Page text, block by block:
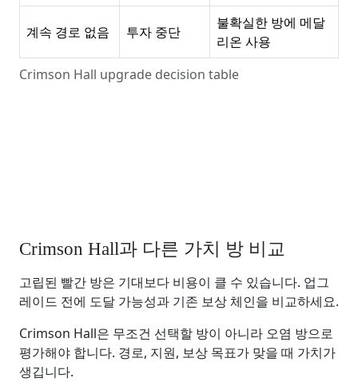
Crimson Hall upgrade decision table
계속 경로 없음 투자 중단
불확실한 방에 메달
리온 사용
Crimson Hall과 다른 가치 방 비교
고립된 빨간 방은 기대보다 비용이 클 수 있습니다. 업그
레이드 전에 도달 가능성과 기존 보상 체인을 비교하세요.
Crimson Hall은 무조건 선택할 방이 아니라 오염 방으로
평가해야 합니다. 경로, 지원, 보상 목표가 맞을 때 가치가
생깁니다.